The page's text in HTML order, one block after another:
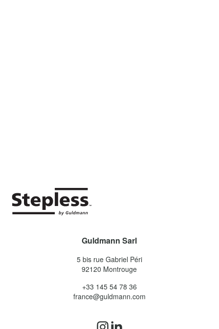
Guldmann Sarl
5 bis rue Gabriel Péri
92120 Montrouge
+33 145 54 78 36
france@guldmann.com